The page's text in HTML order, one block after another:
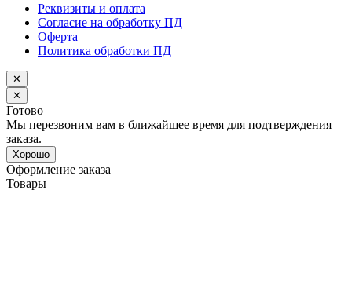
Реквизиты и оплата
Согласие на обработку ПД
Оферта
Политика обработки ПД
✕
✕
Готово
Мы перезвоним вам в ближайшее время для подтверждения
заказа.
Хорошо
Оформление заказа
Товары